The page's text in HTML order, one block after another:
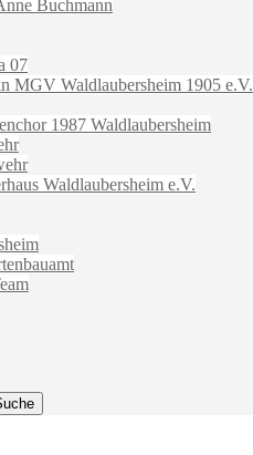
Buchmann
07
MGV Waldlaubersheim 1905 e.V.
1987 Waldlaubersheim
Waldlaubersheim e.V.